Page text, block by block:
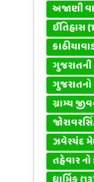
અજાણી
ઈતિહાસ
ગુજરાતની
ગુજરાતનો
ગ્રામ્ય
ઝવેરચંદ
તહેવાર